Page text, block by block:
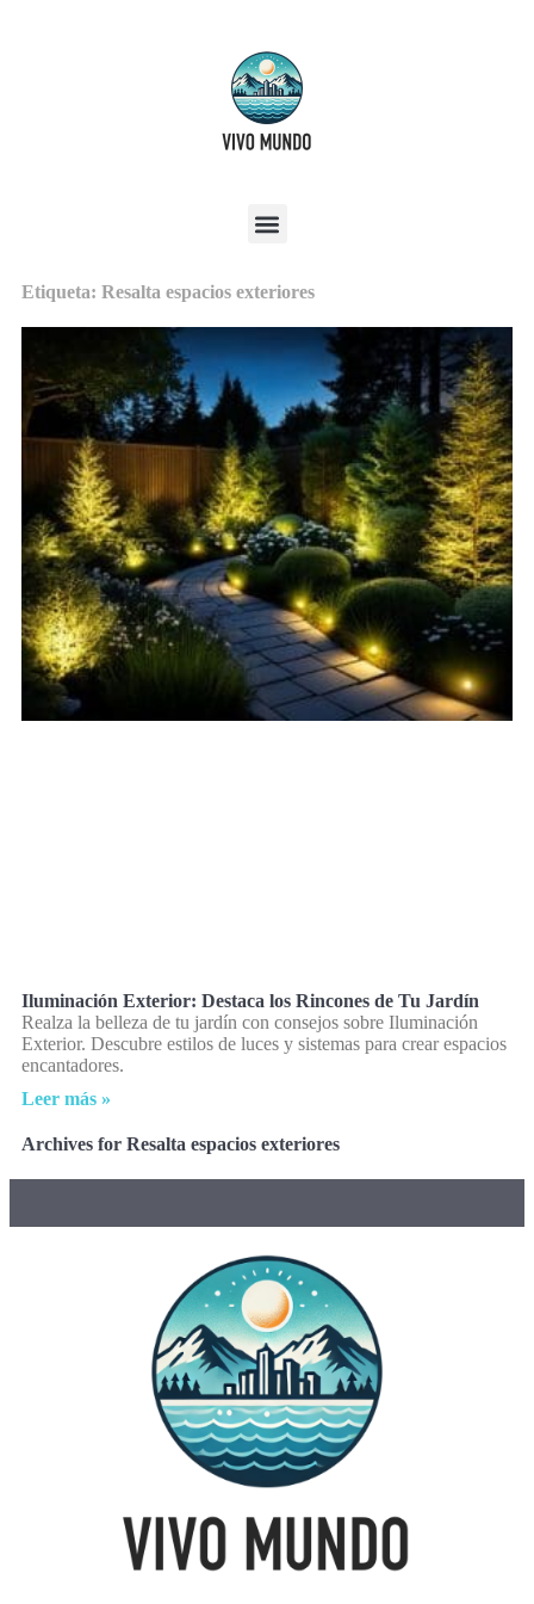
Etiqueta: Resalta espacios exteriores
Iluminación Exterior: Destaca los Rincones de Tu Jardín
Realza la belleza de tu jardín con consejos sobre Iluminación
Exterior. Descubre estilos de luces y sistemas para crear espacios
encantadores.
Leer más »
Archives for Resalta espacios exteriores